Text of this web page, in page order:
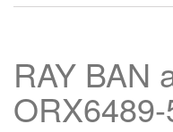
RAY BAN